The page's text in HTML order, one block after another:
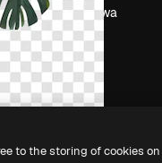
Sala prasowa
Szukasz
magnific.ai
to the storing of cookies